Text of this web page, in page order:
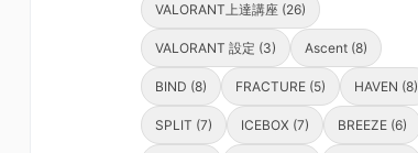
VALORANT上達講座 (26)
VALORANT 設定 (3) Ascent (8)
BIND (8) FRACTURE (5) HAVEN (8)
SPLIT (7) ICEBOX (7) BREEZE (6)